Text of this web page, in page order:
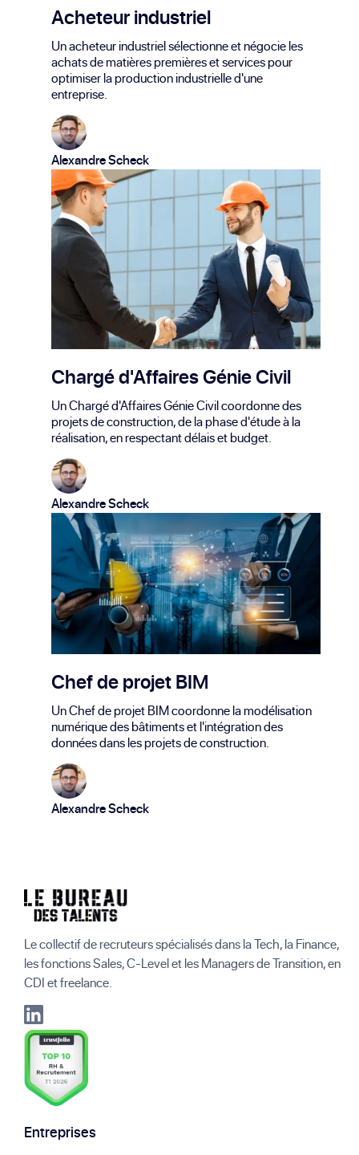
Acheteur industriel
Un acheteur industriel sélectionne et négocie les
achats de matières premières et services pour
optimiser la production industrielle d'une
entreprise.
Alexandre Scheck
Chargé d'Affaires Génie Civil
Un Chargé d'Affaires Génie Civil coordonne des
projets de construction, de la phase d'étude à la
réalisation, en respectant délais et budget.
Alexandre Scheck
Chef de projet BIM
Un Chef de projet BIM coordonne la modélisation
numérique des bâtiments et l'intégration des
données dans les projets de construction.
Alexandre Scheck
Le collectif de recruteurs spécialisés dans la Tech, la Finance,
les fonctions Sales, C-Level et les Managers de Transition, en
CDI et freelance.
Entreprises